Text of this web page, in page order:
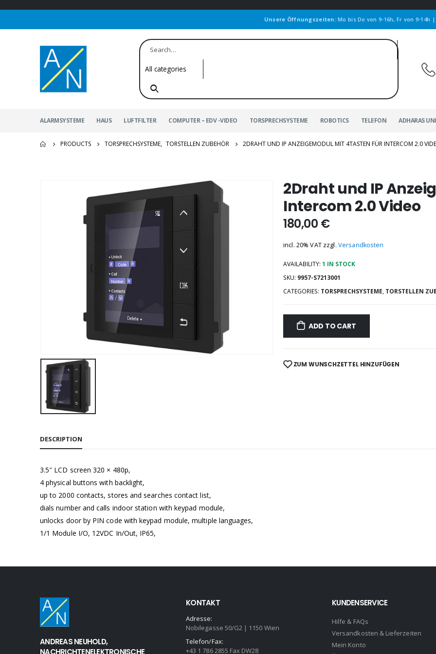
Unsere Öffnungszeiten:Mo bis Do von 9-16h, Fr von 9-
ALARMSYSTEME HAUS LUFTFILTER COMPUTER – EDV -VIDEO TORSPRECHSYSTEME ROBOTICS TELEFON ADHARAS
PRODUCTS TORSPRECHSYSTEME, TORSTELLEN ZUBEHÖR 2DRAHT UND IP ANZEIGEMODUL MIT 4TASTEN FÜR INTERCOM 2.0
2Draht und IP
Intercom 2.0 Video
180,00 €
incl. 20% VAT zzgl. Versandkosten
AVAILABILITY: 1 IN STOCK
SKU: 9957-S7213001
CATEGORIES: TORSPRECHSYSTEME, TORSTELLEN
ADD TO CART
ZUM WUNSCHZETTEL HINZUFÜGEN
DESCRIPTION
3.5″ LCD screen 320 × 480p,
4 physical buttons with backlight,
up to 2000 contacts, stores and searches contact list,
dials number and calls indoor station with keypad module,
unlocks door by PIN code with keypad module, multiple languages,
1/1 Module I/O, 12VDC In/Out, IP65,
ANDREAS NEUHOLD,
NACHRICHTENELEKTRONISCHE
KONTAKT
Adresse:
Nobilegasse 50/G2 | 1150 Wien
Telefon/Fax:
+43 1 786 2855 Fax DW28
KUNDENSERVICE
Hilfe & FAQs
Versandkosten & Lieferzeiten
Mein Konto